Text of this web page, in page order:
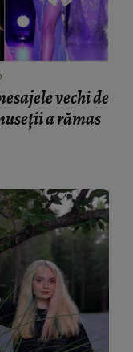
vechi de
a rămas